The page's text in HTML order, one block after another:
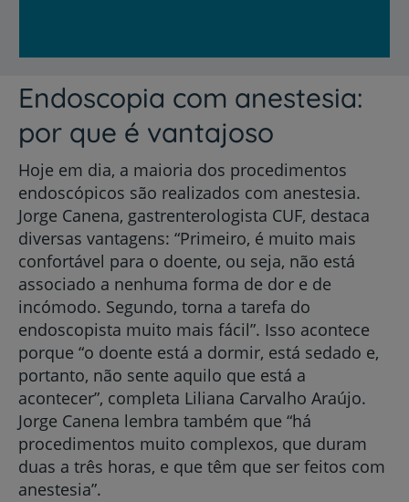
Endoscopia com anestesia:
por que é vantajoso
Hoje em dia, a maioria dos procedimentos
endoscópicos são realizados com anestesia.
Jorge Canena, gastrenterologista CUF, destaca
diversas vantagens: “Primeiro, é muito mais
confortável para o doente, ou seja, não está
associado a nenhuma forma de dor e de
incómodo. Segundo, torna a tarefa do
endoscopista muito mais fácil”. Isso acontece
porque “o doente está a dormir, está sedado e,
portanto, não sente aquilo que está a
acontecer”, completa Liliana Carvalho Araújo.
Jorge Canena lembra também que “há
procedimentos muito complexos, que duram
duas a três horas, e que têm que ser feitos com
anestesia”.